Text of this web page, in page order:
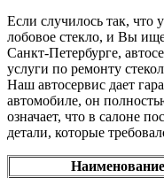
Если случилось так,
лобовое стекло, и Вы
Санкт-Петербурге,
услуги по ремонту
Наш автосервис дает
автомобиле, он
означает, что в салоне
детали, которые